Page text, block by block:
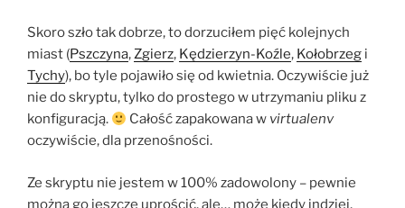
Skoro szło tak dobrze, to dorzuciłem pięć kolejnych
miast (Pszczyna,Zgierz, Kędzierzyn-Koźle, Kołobrzeg i
Tychy), bo tyle pojawiło się od kwietnia. Oczywiście już
nie do skryptu, tylko do prostego w utrzymaniu pliku z
konfiguracją.
Całość zapakowana w virtualenv
oczywiście, dla przenośności.
Ze skryptu nie jestem w 100% zadowolony – pewnie
można go jeszcze uprościć, ale… może kiedy indziej,